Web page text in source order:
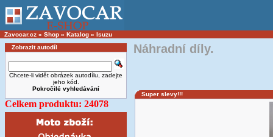
Zavocar.cz » Shop » Katalog » Isuzu
Zobrazit autodíl
Chcete-li vidět obrázek autodílu, zadejte
jeho kód.
Pokročilé vyhledávání
Celkem produktu: 24078
Náhradní díly.
Super slevy!!!